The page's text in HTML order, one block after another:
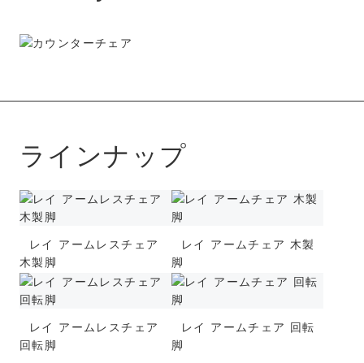
ラインナップ
レイ アームレスチェア
木製脚
レイ アームチェア 木製
脚
レイ アームレスチェア
回転脚
レイ アームチェア 回転
脚